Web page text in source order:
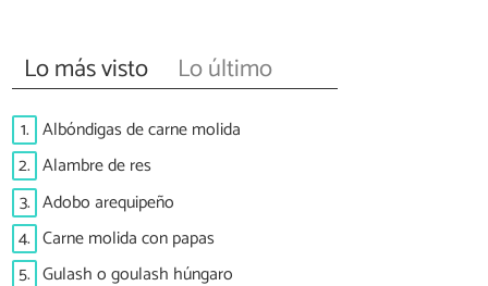
Lo más visto Lo último
1. Albóndigas de carne molida
2. Alambre de res
3. Adobo arequipeño
4. Carne molida con papas
5. Gulash o goulash húngaro